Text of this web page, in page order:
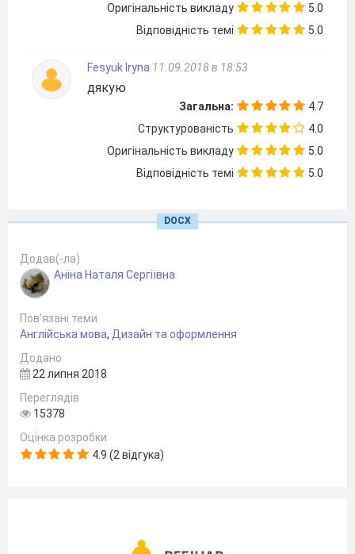
Оригінальність викладу
5.0
Відповідність темі
5.0
Fesyuk Iryna 11.09.2018 в 18:53
дякую
Загальна:
4.7
Структурованість
4.0
Оригінальність викладу
5.0
Відповідність темі
5.0
DOCX
Додав(-ла)
Аніна Наталя Сергіївна
Пов’язані теми
Англійська мова, Дизайн та оформлення
Додано
22 липня 2018
Переглядів
15378
Оцінка розробки
4.9 (2 відгука)